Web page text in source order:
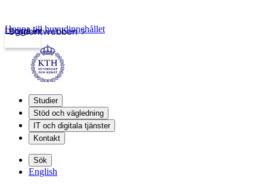
Studentwebben
Logga in
Hoppa till huvudinnehållet
Studier
Stöd och vägledning
IT och digitala tjänster
Kontakt
Sök
English